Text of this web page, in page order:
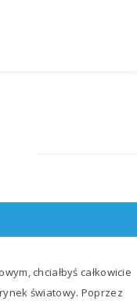
chciałbyś całkowicie
światowy. Poprzez